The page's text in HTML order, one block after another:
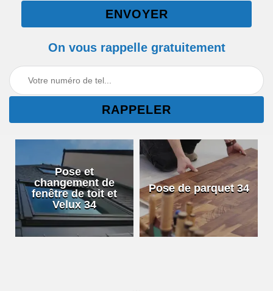
On vous rappelle gratuitement
Pose et
changement de
fenêtre de toit et
Velux 34
Pose de parquet 34